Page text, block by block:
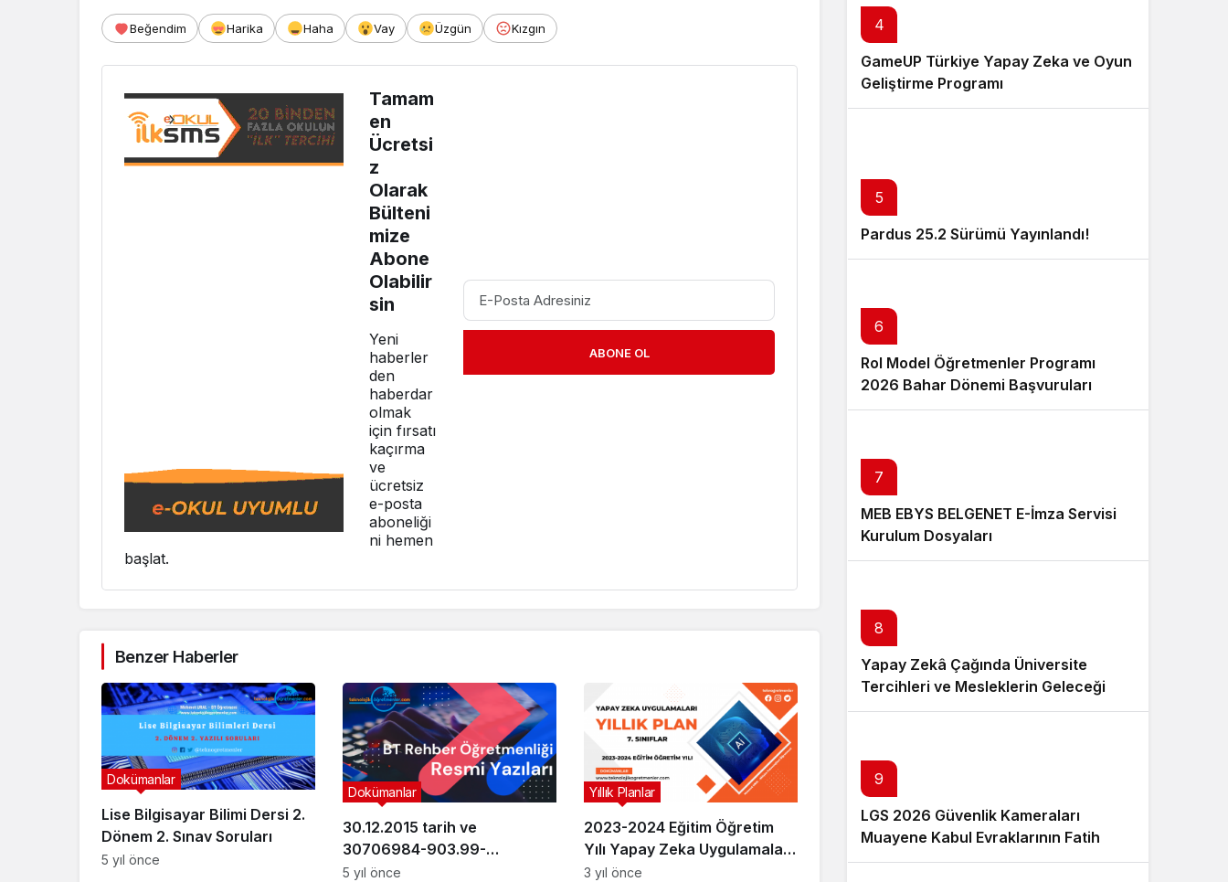
Beğendim Harika Haha Vay Üzgün Kızgın
Tamam
en
Ücretsi
z
Olarak
Bülteni
mize
Abone
Olabilir
sin
Yeni
haberler
den
haberdar
olmak
için fırsatı
kaçırma
ve
ücretsiz
e-posta
aboneliği
ni hemen
başlat.
ABONE OL
Benzer Haberler
Lise Bilgisayar Bilimi Dersi 2.
Dönem 2. Sınav Soruları
Dokümanlar
5 yıl önce
30.12.2015 tarih ve
30706984-903.99-
E.13507730 sayılı BTR Görevi
Dokümanlar
5 yıl önce
2023-2024 Eğitim Öğretim
Yılı Yapay Zeka Uygulamaları
Dersi 7. Sınıflar Yıllık Planı
Yıllık Planlar
3 yıl önce
4
GameUP Türkiye Yapay Zeka ve Oyun
Geliştirme Programı
5
Pardus 25.2 Sürümü Yayınlandı!
6
Rol Model Öğretmenler Programı
2026 Bahar Dönemi Başvuruları
Başladı
7
MEB EBYS BELGENET E-İmza Servisi
Kurulum Dosyaları
8
Yapay Zekâ Çağında Üniversite
Tercihleri ve Mesleklerin Geleceği
9
LGS 2026 Güvenlik Kameraları
Muayene Kabul Evraklarının Fatih
PYS’ye Yüklenme Adımları